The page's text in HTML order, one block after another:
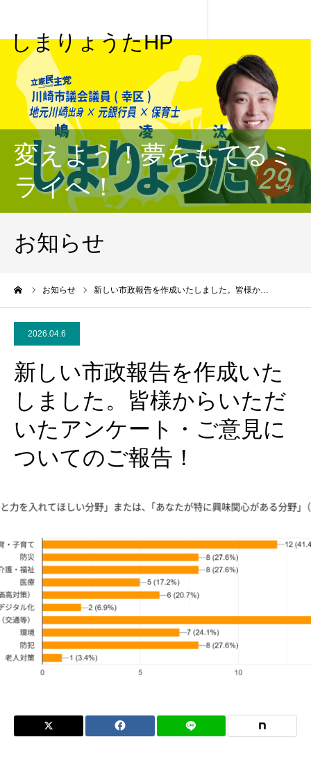
しまりょうたHP
変えよう！夢をもてるミ
ライへ！
お知らせ
お知らせ 新しい市政報告を作成いたしました。皆様か…
2026.04.6
新しい市政報告を作成いた
しました。皆様からいただ
いたアンケート・ご意見に
ついてのご報告！